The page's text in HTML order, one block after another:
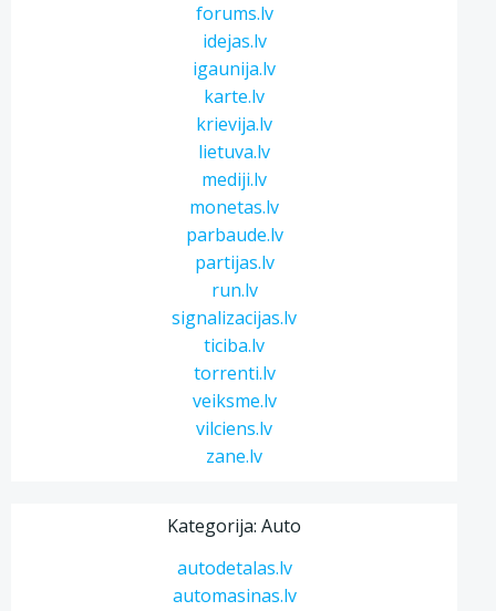
forums.lv
idejas.lv
igaunija.lv
karte.lv
krievija.lv
lietuva.lv
mediji.lv
monetas.lv
parbaude.lv
partijas.lv
run.lv
signalizacijas.lv
ticiba.lv
torrenti.lv
veiksme.lv
vilciens.lv
zane.lv
Kategorija: Auto
autodetalas.lv
automasinas.lv